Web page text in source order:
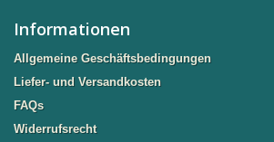
Informationen
Allgemeine Geschäftsbedingungen
Liefer- und Versandkosten
FAQs
Widerrufsrecht